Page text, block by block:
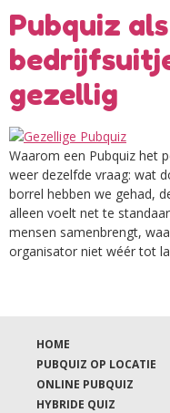
Pubquiz
gezellig
Waarom een Pubquiz het
weer dezelfde vraag: wat
borrel hebben we gehad,
alleen voelt net te
mensen samenbrengt,
organisator niet wéér tot
HOME
PUBQUIZ OP LOCATIE
ONLINE PUBQUIZ
HYBRIDE QUIZ